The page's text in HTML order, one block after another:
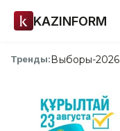
KAZINFORM
Тренды:Выборы-2026